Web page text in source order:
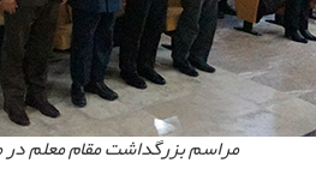
مراسم بزرگداشت مقام معلم